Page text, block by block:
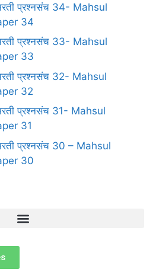
प्रश्नसंच 34- Mahsul
34
प्रश्नसंच 33- Mahsul
33
प्रश्नसंच 32- Mahsul
32
प्रश्नसंच 31- Mahsul
31
प्रश्नसंच 30 – Mahsul
30